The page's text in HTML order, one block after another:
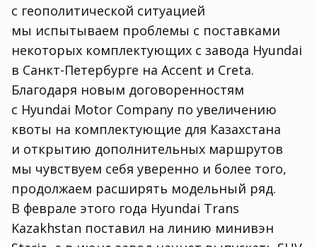
с геополитической ситуацией
мы испытываем проблемы с поставками
некоторых комплектующих с завода Hyundai
в Санкт-Петербурге на Accent и Creta.
Благодаря новым договоренностям
с Hyundai Motor Company по увеличению
квоты на комплектующие для Казахстана
и открытию дополнительных маршрутов
мы чувствуем себя уверенно и более того,
продолжаем расширять модельный ряд.
В феврале этого года Hyundai Trans
Kazakhstan поставил на линию минивэн